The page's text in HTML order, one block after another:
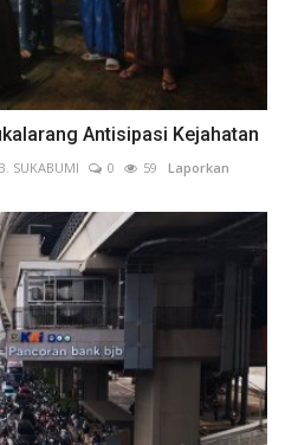
Antisipasi Kejahatan
SUKABUMI 0 59 Laporkan